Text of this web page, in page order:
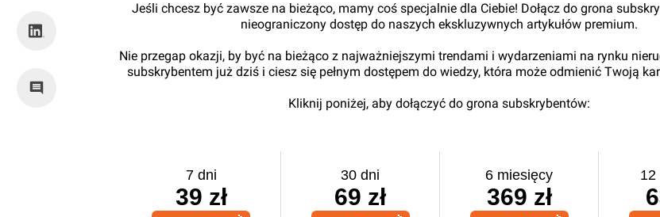
Jeśli chcesz być zawsze na bieżąco, mamy coś specjalnie dla Ciebie! Dołącz do grona
nieograniczony dostęp do naszych ekskluzywnych artykułów premium.
Nie przegap okazji, by być na bieżąco z najważniejszymi trendami i wydarzeniami na rynku
subskrybentem już dziś i ciesz się pełnym dostępem do wiedzy, która może odmienić Twoją
Kliknij poniżej, aby dołączyć do grona subskrybentów:
7 dni
39 zł
30 dni
69 zł
6 miesięcy
369 zł
12